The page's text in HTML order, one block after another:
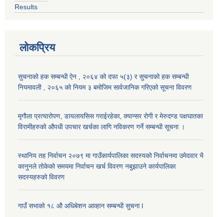
Results
लोकप्रिय
सुचनाको हक सम्बन्धी ऐन , २०६४ को दफा ५(३) र सुचनाको हक सम्बन्धी
नियमावली , २०६५ को नियम ३ बमोजिम सार्वजानिक गरिएको सूचना विवरण
मृगौला प्रत्यारोपण, डायलायसिस गराईरहेका, क्यान्सर रोगी र मेरुदण्ड पक्षघातका
विरामीहरुको औपधी उपचार खर्चका लागि नविकरण गर्ने सम्बन्धी सूचना ।
स्थानिय तह निर्वाचन २०७९ मा गाउँकार्यपालिका सदस्यको निर्वाचनमा उमेदवार भै
कानुनले तोकेको समयमा निर्वाचन खर्च विवरण नबुझाउने कार्यपालिका
सदस्यहरुको विवरण
गाउँ सभाको १८ औ अधिबेशन आव्हान सम्बन्धी सुचना l